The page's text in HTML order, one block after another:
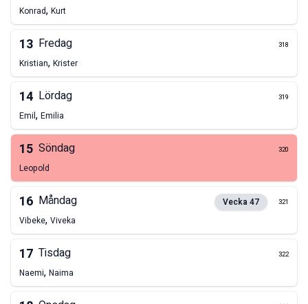
Konrad, Kurt
13 Fredag 318
Kristian, Krister
14 Lördag 319
Emil, Emilia
15 Söndag 320
Leopold
16 Måndag Vecka47 321
Vibeke, Viveka
17 Tisdag 322
Naemi, Naima